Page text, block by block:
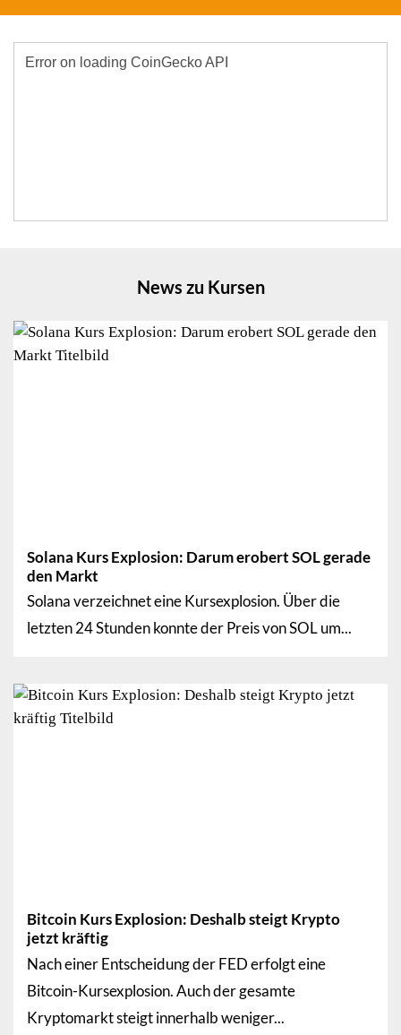
News zu Kursen
Solana Kurs Explosion: Darum erobert SOL gerade
den Markt
Solana verzeichnet eine Kursexplosion. Über die
letzten 24 Stunden konnte der Preis von SOL um...
Bitcoin Kurs Explosion: Deshalb steigt Krypto
jetzt kräftig
Nach einer Entscheidung der FED erfolgt eine
Bitcoin-Kursexplosion. Auch der gesamte
Kryptomarkt steigt innerhalb weniger...